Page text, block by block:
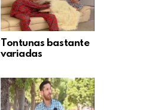
Tontunas bastante
variadas